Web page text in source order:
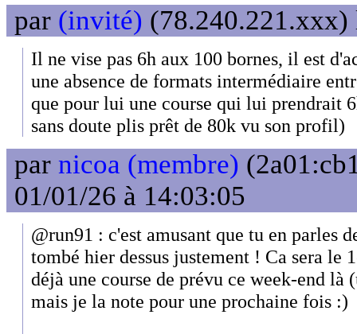
par (invité) (78.240.221.xxx)
Il ne vise pas 6h aux 100 bornes, il est
une absence de formats intermédiaire
que pour lui une course qui lui prendrait
sans doute plis prêt de 80k vu son profil)
par nicoa (membre)
01/01/26 à 14:03:05
@run91 : c'est amusant que tu en parles
tombé hier dessus justement ! Ca sera le
déjà une course de prévu ce week-end
mais je la note pour une prochaine fois :)